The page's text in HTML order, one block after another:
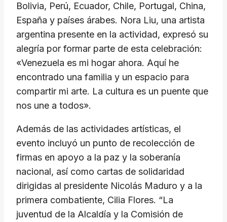
Bolivia, Perú, Ecuador, Chile, Portugal, China,
España y países árabes. Nora Liu, una artista
argentina presente en la actividad, expresó su
alegría por formar parte de esta celebración:
«Venezuela es mi hogar ahora. Aquí he
encontrado una familia y un espacio para
compartir mi arte. La cultura es un puente que
nos une a todos».
Además de las actividades artísticas, el
evento incluyó un punto de recolección de
firmas en apoyo a la paz y la soberanía
nacional, así como cartas de solidaridad
dirigidas al presidente Nicolás Maduro y a la
primera combatiente, Cilia Flores. “La
juventud de la Alcaldía y la Comisión de